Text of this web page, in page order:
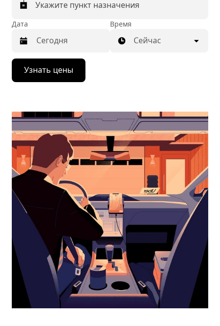
Укажите пункт назначения
Дата
Нажмите
стрелку
вниз,
календарю
выбрать
дату.
Чтобы
закрыть
календарь,
нажмите
Esc.
Время
Сейчас
Узнать цены